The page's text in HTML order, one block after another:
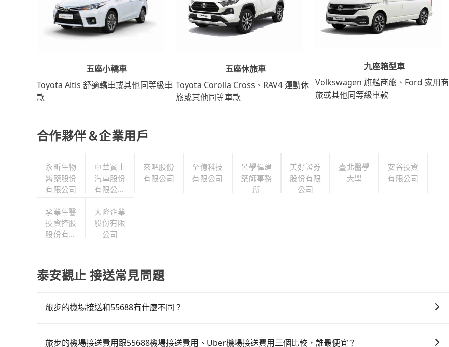
五座小轎車
Toyota Altis 舒適轎車或其他同等級車
款
五座休旅車
Toyota Corolla Cross、RAV4 運動休
旅或其他同等車款
九座箱型車
Volkswagen 旗艦商旅、Ford 家用商
旅或其他同等級車款
合作夥伴＆企業用戶
永昕生物
醫藥股份
有限公司
中華賓士
汽車股份
有限公司
福利委員
會
來吧股份
有限公司
至億科技
有限公司
呂學偉建
築師事務
所
美好證券
股份有限
公司
臺北醫學
大學
安谷投資
有限公司
承業生醫
投資控股
股份有限
大隆企業
股份有限
公司
泰安觀止 接送常見問題
旅步的機場接送和55688有什麼不同？
用，並且有多種車型選擇。55688則是台灣知名的計程車品牌，主要提供計程車服務，價格根據跳表計費，要下
旅步的機場接送費用跟55688機場接送費用、Uber機場接送費用三個比較，誰最便宜？